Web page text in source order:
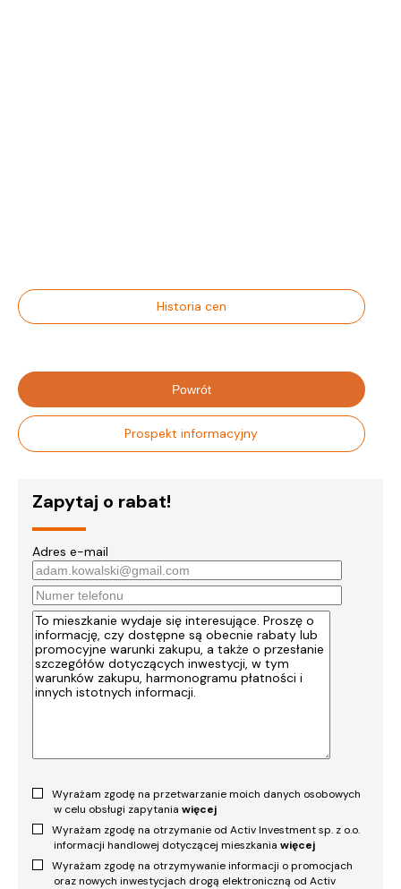
Historia cen
Powrót
Prospekt informacyjny
Zapytaj o rabat!
Adres e-mail
Wyrażam zgodę na przetwarzanie moich danych osobowych
w celu obsługi zapytaniawięcej
Wyrażam zgodę na otrzymanie od Activ Investment sp. z o.o.
informacji handlowej dotyczącej mieszkaniawięcej
Wyrażam zgodę na otrzymywanie informacji o promocjach
oraz nowych inwestycjach drogą elektroniczną od Activ